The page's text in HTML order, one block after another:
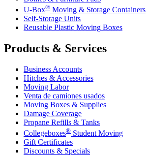
U-Box® Moving & Storage Containers
Self-Storage Units
Reusable Plastic Moving Boxes
Products & Services
Business Accounts
Hitches & Accessories
Moving Labor
Venta de camiones usados
Moving Boxes & Supplies
Damage Coverage
Propane Refills & Tanks
Collegeboxes® Student Moving
Gift Certificates
Discounts & Specials